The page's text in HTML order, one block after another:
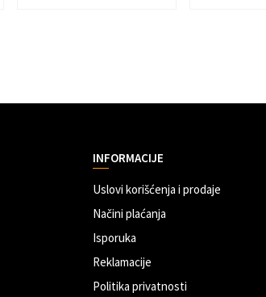
INFORMACIJE
Uslovi korišćenja i prodaje
Načini plaćanja
Isporuka
Reklamacije
Politika privatnosti